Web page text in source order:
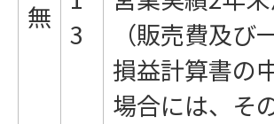
無 3
（販売費及
損益計算書の
場合には、そ